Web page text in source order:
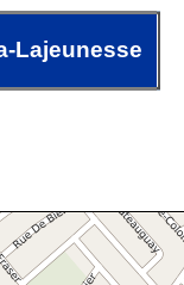
Lajeunesse